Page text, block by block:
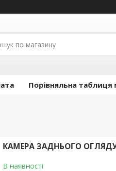
Порівняльна таблиця
КАМЕРА ЗАДНЬОГО ОГЛЯДУ
В наявності